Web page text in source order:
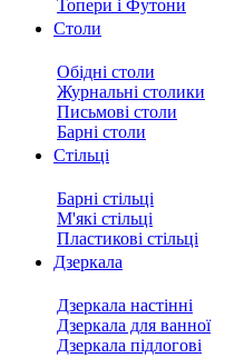
Топери і Футони
Столи
Обідні столи
Журнальні столики
Письмові столи
Барні столи
Стільці
Барні стільці
М'які стільці
Пластикові стільці
Дзеркала
Дзеркала настінні
Дзеркала для ванної
Дзеркала підлогові